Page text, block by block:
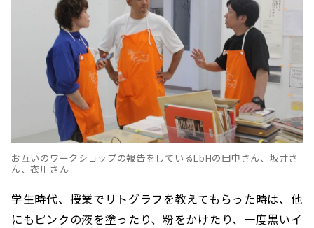
お互いのワークショップの報告をしているLbHの田中さん、坂井さ
ん、衣川さん
学生時代、授業でリトグラフを教えてもらった時は、他
にもピンクの液を塗ったり、粉をかけたり、一度黒いイ